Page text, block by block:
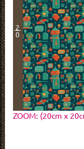
2
0
ZOOM: (20cm x